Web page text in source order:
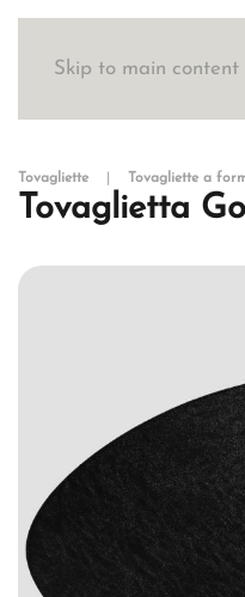
Skip to main content
Tovagliette Tovagliette a
Tovaglietta